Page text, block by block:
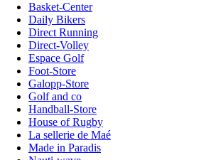
Basket-Center
Daily Bikers
Direct Running
Direct-Volley
Espace Golf
Foot-Store
Galopp-Store
Golf and co
Handball-Store
House of Rugby
La sellerie de Maé
Made in Paradis